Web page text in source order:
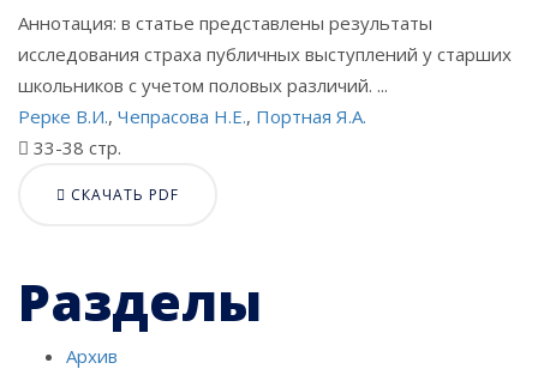
Аннотация: в статье представлены результаты
исследования страха публичных выступлений у старших
школьников с учетом половых различий. ...
Рерке В.И., Чепрасова Н.Е., Портная Я.А.
33-38 стр.
СКАЧАТЬ PDF
Разделы
Архив